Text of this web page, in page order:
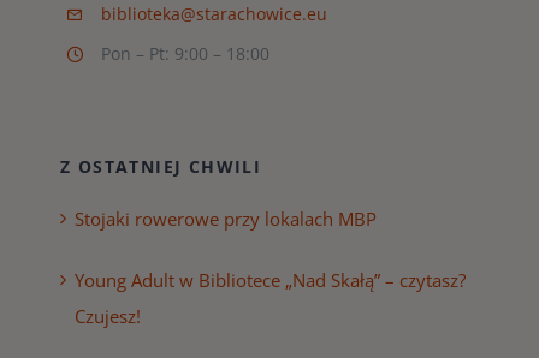
biblioteka@starachowice.eu
Pon – Pt: 9:00 – 18:00
Z OSTATNIEJ CHWILI
Stojaki rowerowe przy lokalach MBP
Young Adult w Bibliotece „Nad Skałą” – czytasz?
Czujesz!